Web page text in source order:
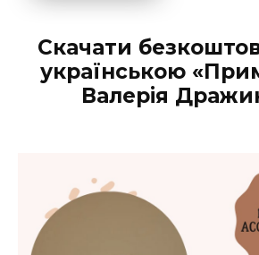
Скачати
українською
Валерія